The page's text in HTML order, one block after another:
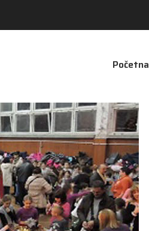
Početna